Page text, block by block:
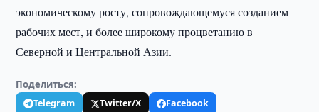
экономическому росту, сопровождающемуся созданием
рабочих мест, и более широкому процветанию в
Северной и Центральной Азии.
Поделиться:
Telegram Twitter/X
Facebook